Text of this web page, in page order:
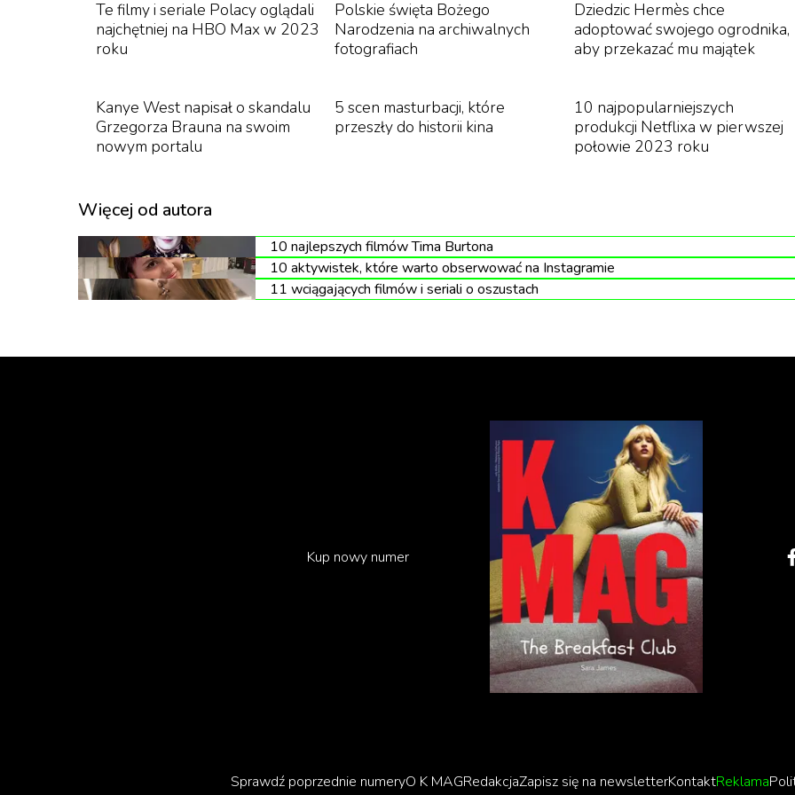
Szklano-metalowa konstrukcja ma być lekka, a jej detale nawiążą do eklektycznej zabudowy ul.
będzie można obserwować pasaż Schillera i ulicę Piotrkowską. Na drugiej i trzeciej kondygnacji
tarasy, na których przyszli najemcy parteru będą mogli zaaranżować ogródki sezonowe.
magistracie.
Zobaczcie wizualizacje:
1/3
Te filmy i seriale Polacy oglądali
najchętniej na HBO Max w 2023
roku
Polskie święta Bożego
Narodzenia na archiwalnych
fotografiach
Dziedzic Hermès chce
adoptować swojego ogrodnika,
aby przekazać mu majątek
Kanye West napisał o skandalu
Grzegorza Brauna na swoim
nowym portalu
5 scen masturbacji, które
przeszły do historii kina
10 najpopularniejszych
produkcji Netflixa w pierwszej
połowie 2023 roku
Więcej od autora
10 najlepszych filmów Tima Burtona
10 aktywistek, które warto obserwować na Instagramie
11 wciągających filmów i seriali o oszustach
Kup nowy numer
Sprawdź poprzednie numeryO K MAGRedakcjaZapisz się na newsletterKontaktReklama